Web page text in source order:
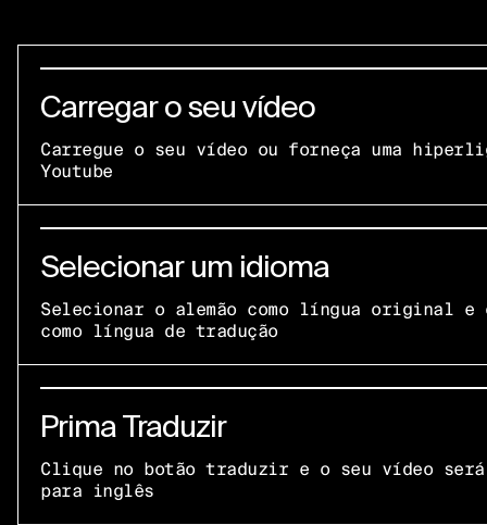
Carregar o seu vídeo
Carregue o seu vídeo ou forneça uma
Youtube
Selecionar um idioma
Selecionar o alemão como língua original e
como língua de tradução
Prima Traduzir
Clique no botão traduzir e o seu vídeo
para inglês